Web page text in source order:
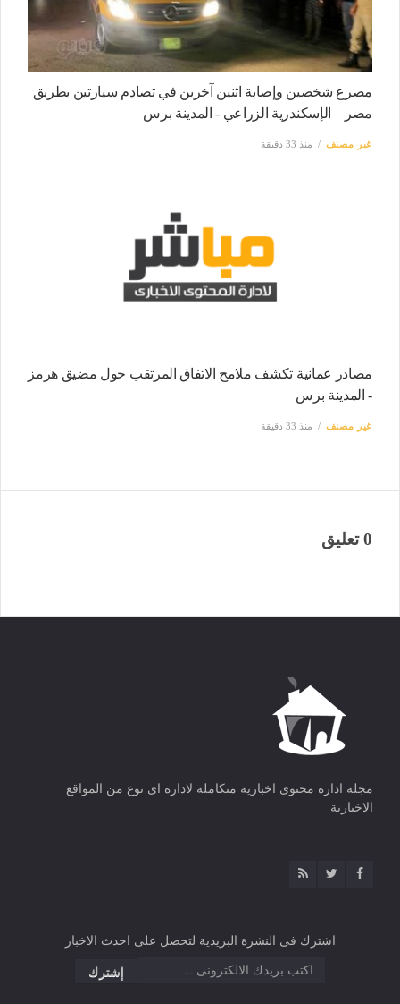
مصرع شخصين وإصابة اثنين آخرين في تصادم سيارتين بطريق
مصر – الإسكندرية الزراعي - المدينة برس
غير مصنف منذ 33 دقيقة
مصادر عمانية تكشف ملامح الاتفاق المرتقب حول مضيق هرمز
- المدينة برس
غير مصنف منذ 33 دقيقة
0 تعليق
مجلة ادارة محتوى اخبارية متكاملة لادارة اى نوع من المواقع
الاخبارية
اشترك فى النشرة البريدية لتحصل على احدث الاخبار